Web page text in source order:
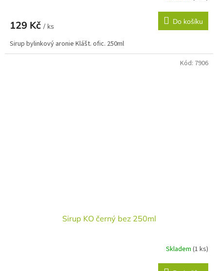
129 Kč / ks
Do košíku
Sirup bylinkový aronie Klášt. ofic. 250ml
Sirup KO černý bez 250ml
Skladem (1 ks)
Kód: 7906